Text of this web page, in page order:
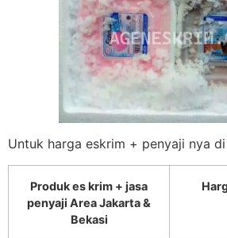
Untuk harga eskrim + penyaji nya
Produk es krim + jasa
penyaji Area Jakarta &
Bekasi